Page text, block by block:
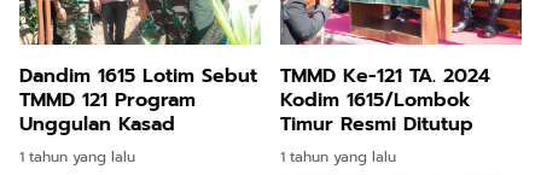
Dandim 1615 Lotim Sebut
TMMD 121 Program
Unggulan Kasad
1 tahun yang lalu
TMMD Ke-121 TA. 2024
Kodim 1615/Lombok
Timur Resmi Ditutup
1 tahun yang lalu